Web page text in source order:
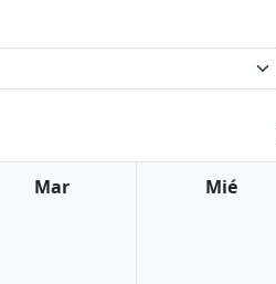
Mar Mié